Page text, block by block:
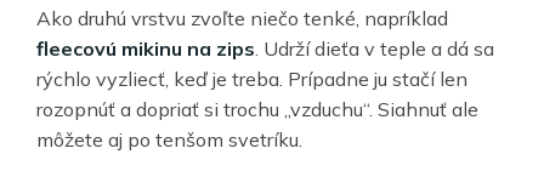
Ako druhú vrstvu zvoľte niečo tenké, napríklad
fleecovú mikinu na zips . Udrží dieťa v teple a dá sa
rýchlo vyzliecť, keď je treba. Prípadne ju stačí len
rozopnúť a dopriať si trochu „vzduchu“. Siahnuť ale
môžete aj po tenšom svetríku.